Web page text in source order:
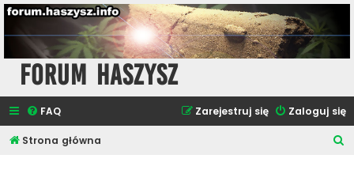
Forum Haszysz
FAQ Zaloguj się
Zarejestruj się
Strona główna